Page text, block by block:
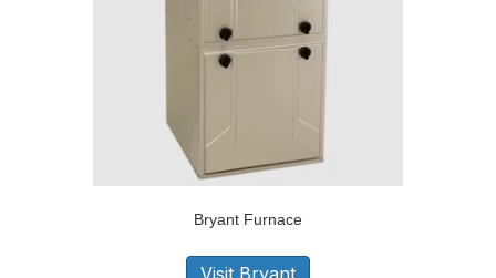
Bryant Furnace
Visit Bryant